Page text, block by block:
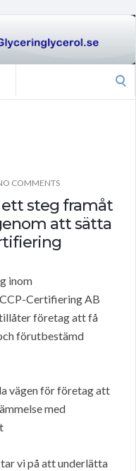
COMMENTS
ett steg framåt
att sätta
inom
Certifiering AB
företag att få
förutbestämd
vägen för företag att
med
vi på att underlätta